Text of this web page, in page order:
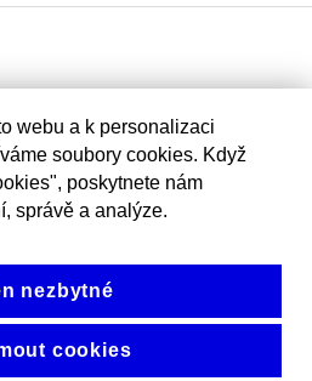
webu a k personalizaci
soubory cookies. Když
poskytnete nám
správě a analýze.
nezbytné
cookies